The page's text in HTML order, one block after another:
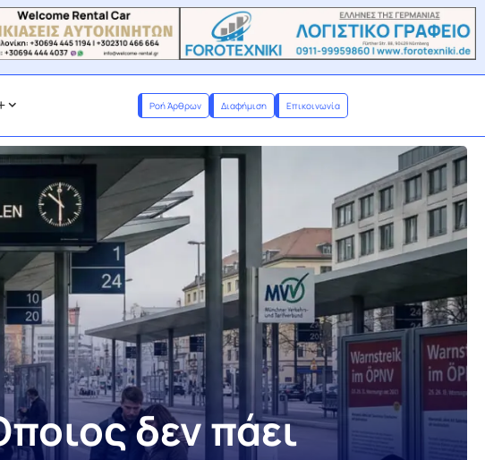
Ροή Άρθρων Διαφήμιση Επικοινωνία
δεν πάει